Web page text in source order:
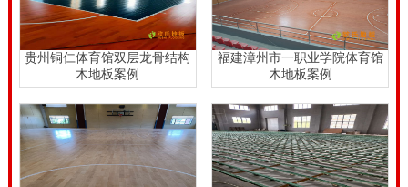
贵州铜仁体育馆双层龙骨结构
木地板案例
福建漳州市一职业学院体育馆
木地板案例